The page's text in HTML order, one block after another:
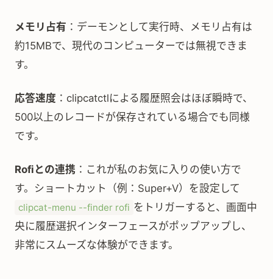
メモリ占有 ：デーモンとして実行時、メモリ占有は
約15MBで、現代のコンピューターでは無視できま
す。
応答速度 ：clipcatctlによる履歴照会はほぼ瞬時で、
500以上のレコードが保存されている場合でも同様
です。
Rofiとの連携 ：これが私のお気に入りの使い方で
す。ショートカット（例：Super+V）を設定して
clipcat-menu --finder rofi をトリガーすると、画面中
央に履歴選択インターフェースがポップアップし、
非常にスムーズな体験ができます。